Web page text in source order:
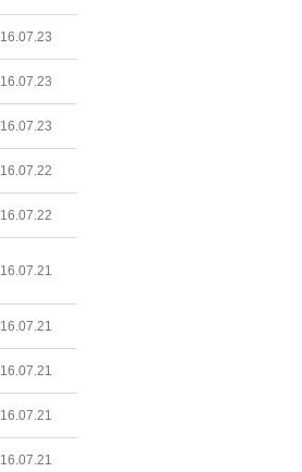
16.07.23
16.07.23
16.07.23
16.07.22
16.07.22
16.07.21
16.07.21
16.07.21
16.07.21
16.07.21